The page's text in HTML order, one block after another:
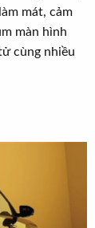
mát, cảm
màn hình
cùng nhiều